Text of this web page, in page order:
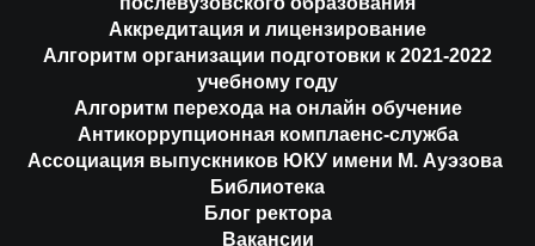
Аккредитация и лицензирование
Алгоритм организации подготовки к 2021-2022
учебному году
Алгоритм перехода на онлайн обучение
Антикоррупционная комплаенс-служба
Ассоциация выпускников ЮКУ имени М. Ауэзова
Библиотека
Блог ректора
Вакансии